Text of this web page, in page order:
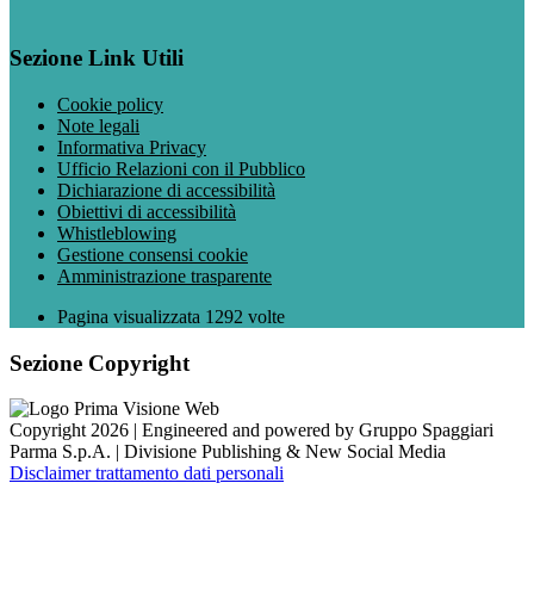
Sezione Link Utili
Cookie policy
Note legali
Informativa Privacy
Ufficio Relazioni con il Pubblico
Dichiarazione di accessibilità
Obiettivi di accessibilità
Whistleblowing
Gestione consensi cookie
Amministrazione trasparente
Pagina visualizzata 1292 volte
Sezione Copyright
Copyright 2026 | Engineered and powered by Gruppo Spaggiari
Parma S.p.A. | Divisione Publishing & New Social Media
Disclaimer trattamento dati personali